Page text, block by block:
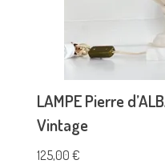
LAMPE Pierre
Vintage
125,00 €